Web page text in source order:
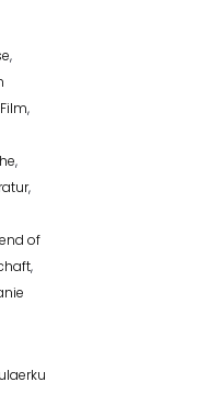
,
Film,
,
,
of
,